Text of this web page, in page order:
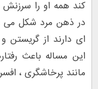
کند همه او را سرزنش
در ذهن مرد شکل می
ای دارند از گریستن
این مساله باعث
مانند پرخاشگری ،